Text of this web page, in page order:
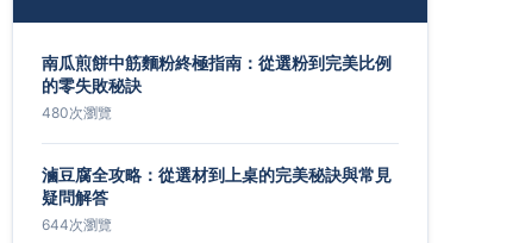
南瓜煎餅中筋麵粉終極指南：從選粉到完美比例
的零失敗秘訣
480次瀏覽
滷豆腐全攻略：從選材到上桌的完美秘訣與常見
疑問解答
644次瀏覽